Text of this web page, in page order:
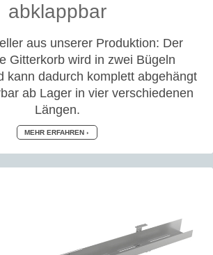
abklappbar
aus unserer Produktion: Der
Gitterkorb wird in zwei Bügeln
kann dadurch komplett abgehängt
ab Lager in vier verschiedenen
Längen.
MEHR ERFAHREN